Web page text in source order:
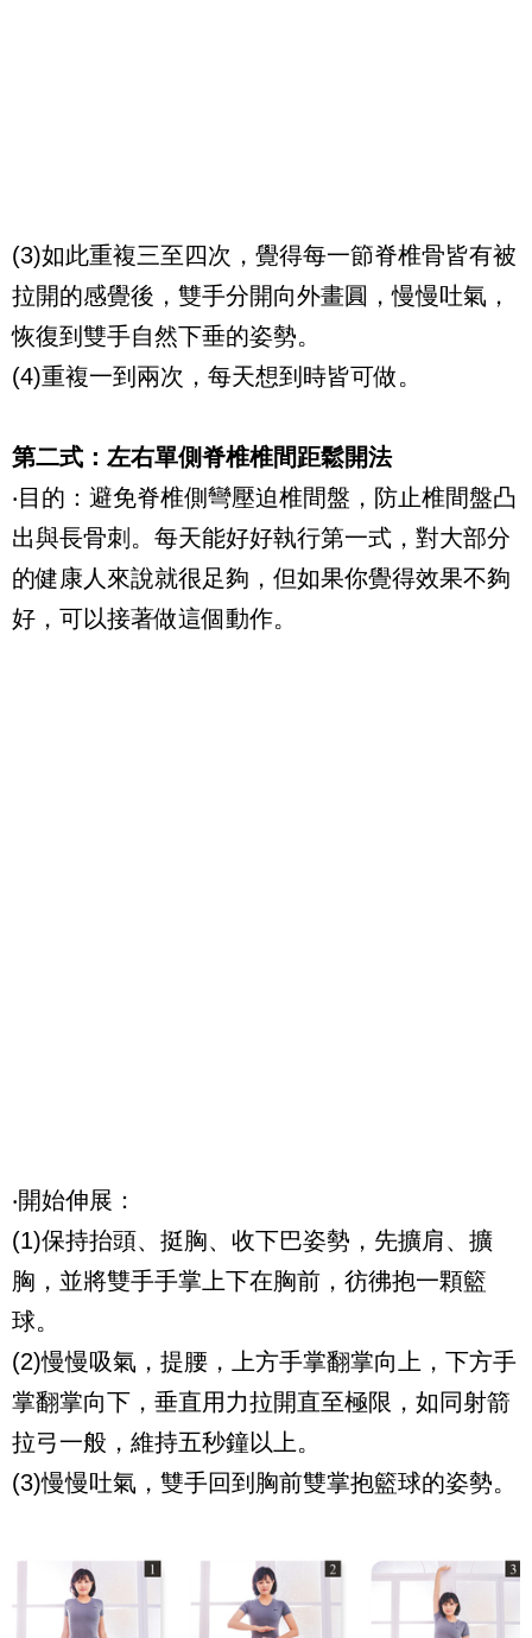
(3)如此重複三至四次，覺得每一節脊椎骨皆有被
拉開的感覺後，雙手分開向外畫圓，慢慢吐氣，
恢復到雙手自然下垂的姿勢。
(4)重複一到兩次，每天想到時皆可做。
第二式：左右單側脊椎椎間距鬆開法
‧目的：避免脊椎側彎壓迫椎間盤，防止椎間盤凸
出與長骨刺。每天能好好執行第一式，對大部分
的健康人來說就很足夠，但如果你覺得效果不夠
好，可以接著做這個動作。
‧開始伸展：
(1)保持抬頭、挺胸、收下巴姿勢，先擴肩、擴
胸，並將雙手手掌上下在胸前，彷彿抱一顆籃
球。
(2)慢慢吸氣，提腰，上方手掌翻掌向上，下方手
掌翻掌向下，垂直用力拉開直至極限，如同射箭
拉弓一般，維持五秒鐘以上。
(3)慢慢吐氣，雙手回到胸前雙掌抱籃球的姿勢。